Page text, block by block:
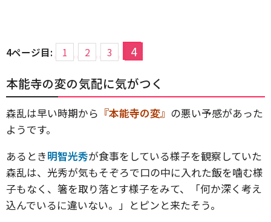
4ページ目: 1 2 3 4
本能寺の変の気配に気がつく
森乱は早い時期から 『本能寺の変』 の悪い予感があった
ようです。
あるとき明智光秀が食事をしている様子を観察していた
森乱は、光秀が気もそぞろで口の中に入れた飯を噛む様
子もなく、箸を取り落とす様子をみて、「何か深く考え
込んでいるに違いない。」とピンと来たそう。